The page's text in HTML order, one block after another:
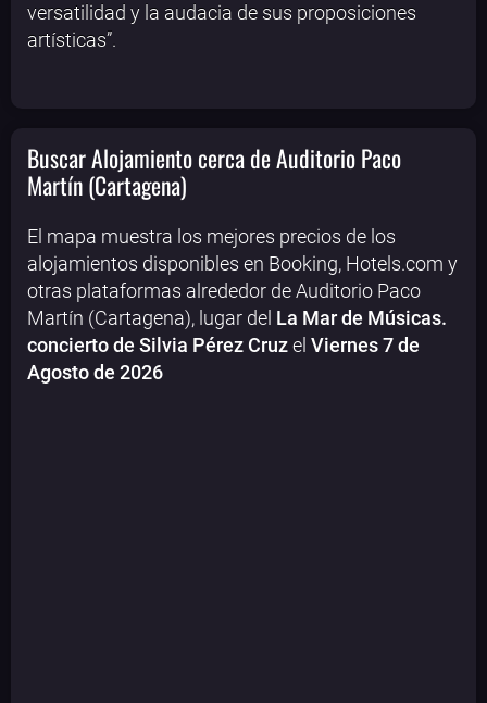
versatilidad y la audacia de sus proposiciones
artísticas”.
Buscar Alojamiento cerca de Auditorio Paco
Martín (Cartagena)
El mapa muestra los mejores precios de los
alojamientos disponibles en Booking, Hotels.com y
otras plataformas alrededor de Auditorio Paco
Martín (Cartagena), lugar del La Mar de Músicas.
concierto de Silvia Pérez Cruzel Viernes 7 de
Agosto de 2026